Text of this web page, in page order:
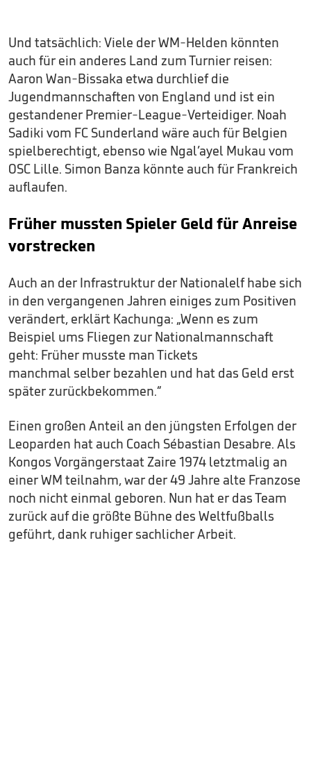
Und tatsächlich: Viele der WM-Helden könnten
auch für ein anderes Land zum Turnier reisen:
Aaron Wan-Bissaka etwa durchlief die
Jugendmannschaften von England und ist ein
gestandener Premier-League-Verteidiger. Noah
Sadiki vom FC Sunderland wäre auch für Belgien
spielberechtigt, ebenso wie Ngal’ayel Mukau vom
OSC Lille. Simon Banza könnte auch für Frankreich
auflaufen.
Früher mussten Spieler Geld für Anreise
vorstrecken
Auch an der Infrastruktur der Nationalelf habe sich
in den vergangenen Jahren einiges zum Positiven
verändert, erklärt Kachunga: „Wenn es zum
Beispiel ums Fliegen zur Nationalmannschaft
geht: Früher musste man Tickets
manchmal selber bezahlen und hat das Geld erst
später zurückbekommen.“
Einen großen Anteil an den jüngsten Erfolgen der
Leoparden hat auch Coach Sébastian Desabre. Als
Kongos Vorgängerstaat Zaire 1974 letztmalig an
einer WM teilnahm, war der 49 Jahre alte Franzose
noch nicht einmal geboren. Nun hat er das Team
zurück auf die größte Bühne des Weltfußballs
geführt, dank ruhiger sachlicher Arbeit.